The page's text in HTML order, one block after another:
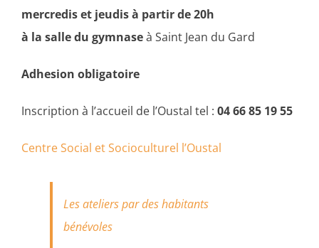
mercredis et jeudis à partir de 20h
à la salle du gymnaseà Saint Jean du Gard
Adhesion obligatoire
Inscription à l’accueil de l’Oustal tel : 04 66 85 19 55
Centre Social et Socioculturel l’Oustal
Les ateliers par des habitants
bénévoles